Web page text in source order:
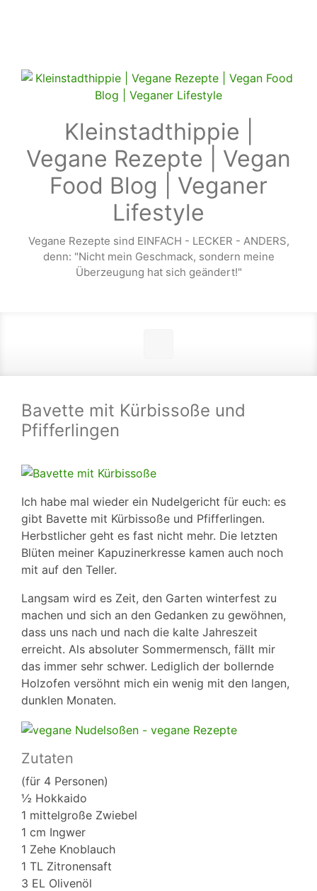
Kleinstadthippie |
Vegane Rezepte | Vegan
Food Blog | Veganer
Lifestyle
Vegane Rezepte sind EINFACH - LECKER - ANDERS,
denn: "Nicht mein Geschmack, sondern meine
Überzeugung hat sich geändert!"
Bavette mit Kürbissoße und
Pfifferlingen
Ich habe mal wieder ein Nudelgericht für euch: es
gibt Bavette mit Kürbissoße und Pfifferlingen.
Herbstlicher geht es fast nicht mehr. Die letzten
Blüten meiner Kapuzinerkresse kamen auch noch
mit auf den Teller.
Langsam wird es Zeit, den Garten winterfest zu
machen und sich an den Gedanken zu gewöhnen,
dass uns nach und nach die kalte Jahreszeit
erreicht. Als absoluter Sommermensch, fällt mir
das immer sehr schwer. Lediglich der bollernde
Holzofen versöhnt mich ein wenig mit den langen,
dunklen Monaten.
Zutaten
(für 4 Personen)
½ Hokkaido
1 mittelgroße Zwiebel
1 cm Ingwer
1 Zehe Knoblauch
1 TL Zitronensaft
3 EL Olivenöl